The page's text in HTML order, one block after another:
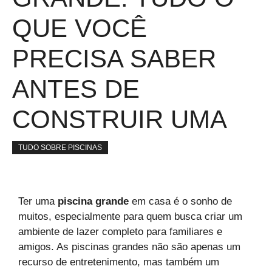
QUE VOCÊ
PRECISA SABER
ANTES DE
CONSTRUIR UMA
TUDO SOBRE PISCINAS
Ter uma piscina grande em casa é o sonho de
muitos, especialmente para quem busca criar um
ambiente de lazer completo para familiares e
amigos. As piscinas grandes não são apenas um
recurso de entretenimento, mas também um